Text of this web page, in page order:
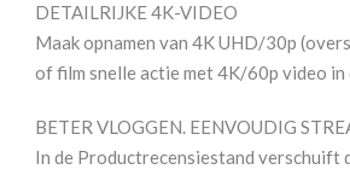
DETAILRIJKE 4K-VIDEO
Maak opnamen van 4K UHD/30p
of film snelle actie met 4K/60p video in
BETER VLOGGEN. EENVOUDIG
In de Productrecensiestand verschuift